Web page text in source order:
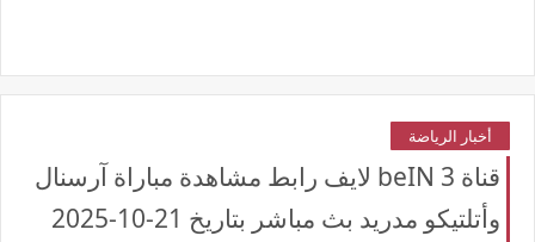
أخبار الرياضة
قناة beIN 3 لايف رابط مشاهدة مباراة آرسنال
وأتلتيكو مدريد بث مباشر بتاريخ 21-10-2025